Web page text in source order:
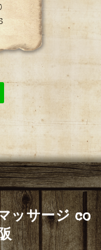
ッサージ co